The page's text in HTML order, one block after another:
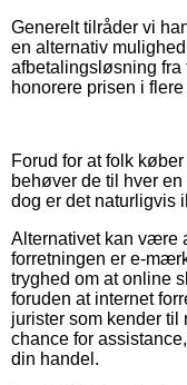
Generelt tilråder vi
en alternativ
afbetalingsløsning
honorere prisen i flere
Forud for at folk
behøver de til hver
dog er det naturligvis
Alternativet kan være
forretningen er e-
tryghed om at online
foruden at internet
jurister som kender til
chance for
din handel.